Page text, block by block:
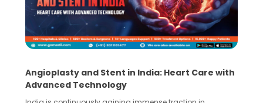
Angioplasty and Stent in India: Heart Care with
Advanced Technology